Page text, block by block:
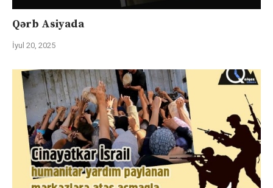
Qərb Asiyada
İyul 20, 2025